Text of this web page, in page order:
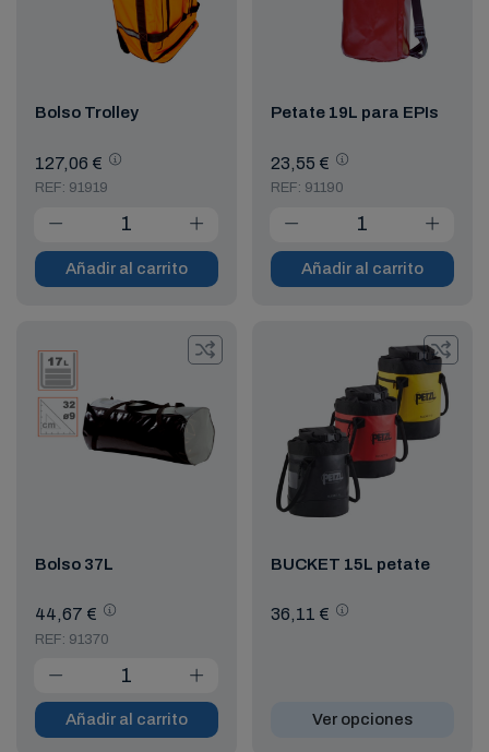
Bolso Trolley
127,06 €
REF: 91919
Añadir al carrito
Petate 19L para EPIs
23,55 €
REF: 91190
Añadir al carrito
Bolso 37L
44,67 €
REF: 91370
Añadir al carrito
BUCKET 15L petate
36,11 €
Ver opciones